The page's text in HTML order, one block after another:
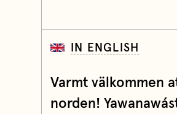
IN ENGLISH
Varmt välkommen
norden!